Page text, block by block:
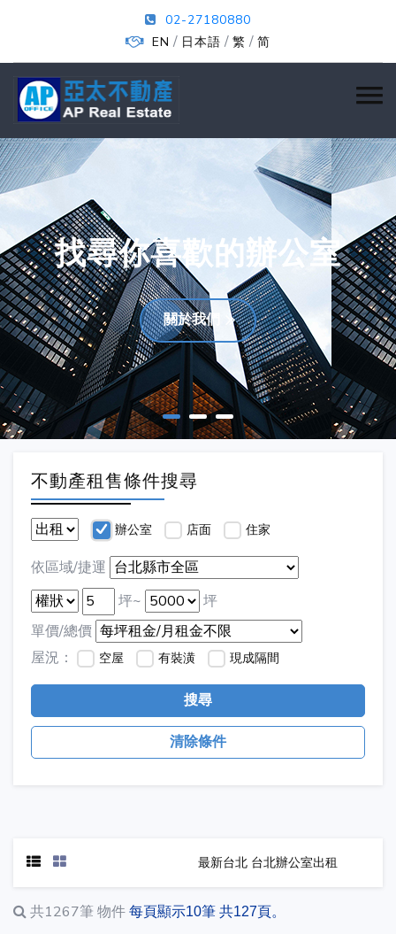
02-27180880
EN / 日本語 / 繁 / 简
找尋你喜歡的辦公室
關於我們
不動產租售條件搜尋
辦公室 店面 住家
依區域/捷運
坪~
坪
單價/總價
屋況：
空屋 有裝潢 現成隔間
搜尋
清除條件
最新台北 台北辦公室出租
共1267筆 物件 每頁顯示10筆 共127頁。